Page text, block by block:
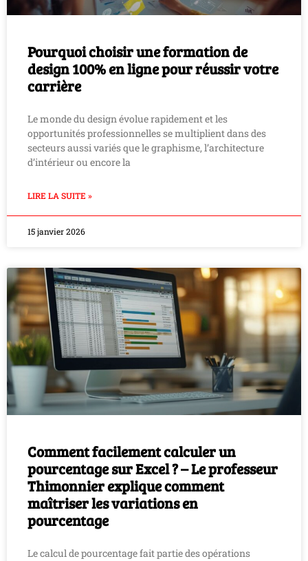
Pourquoi choisir une formation de
design 100% en ligne pour réussir votre
carrière
Le monde du design évolue rapidement et les
opportunités professionnelles se multiplient dans des
secteurs aussi variés que le graphisme, l’architecture
d’intérieur ou encore la
LIRE LA SUITE »
15 janvier 2026
Comment facilement calculer un
pourcentage sur Excel ? – Le professeur
Thimonnier explique comment
maîtriser les variations en
pourcentage
Le calcul de pourcentage fait partie des opérations